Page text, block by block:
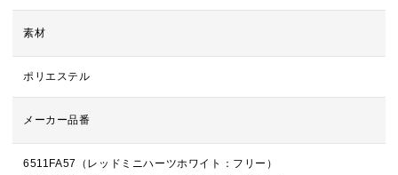
素材
ポリエステル
メーカー品番
6511FA57（レッドミニハーツホワイト：フリー）